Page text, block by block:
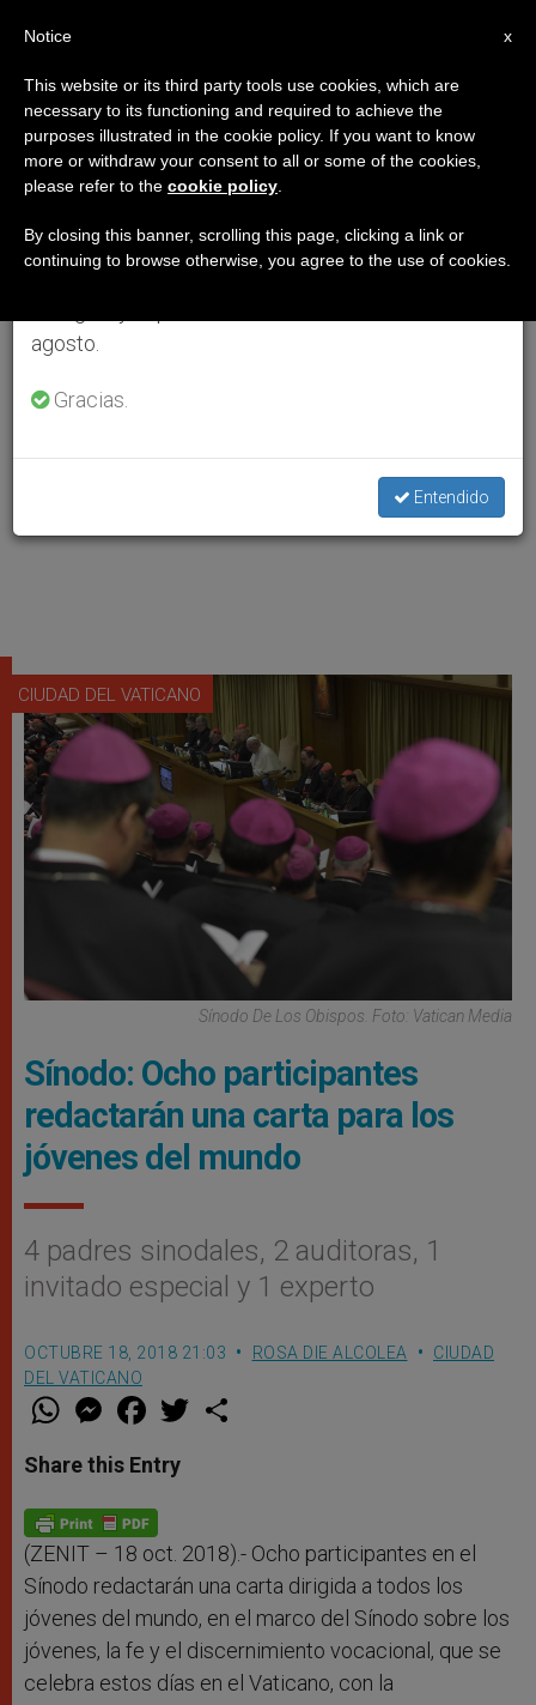
CIUDAD DEL VATICANO
Sínodo De Los Obispos. Foto: Vatican Media
Sínodo: Ocho participantes
redactarán una carta para los
jóvenes del mundo
4 padres sinodales, 2 auditoras, 1
invitado especial y 1 experto
OCTUBRE 18, 2018 21:03 ROSA DIE ALCOLEA
CIUDAD
DEL VATICANO
W
t
s
p
p
M
e
s
e
g
e
F
a
e
b
o
k
w
Share this Entry
(ZENIT – 18 oct. 2018).- Ocho participantes en el
Sínodo redactarán una carta dirigida a todos los
jóvenes del mundo, en el marco del Sínodo sobre los
jóvenes, la fe y el discernimiento vocacional, que se
celebra estos días en el Vaticano, con la
×
Aviso importante
Del 27 de julio al 7 de agosto haremos la pausa
anual, aprovechando que en el periodo de verano
se generan menos informaciones y también el
agosto.
Gracias.
Entendido
x
Notice
This website or its third party tools use cookies, which are
necessary to its functioning and required to achieve the
purposes illustrated in the cookie policy. If you want to know
more or withdraw your consent to all or some of the cookies,
please refer to the cookie policy
By closing this banner, scrolling this page, clicking a link or
continuing to browse otherwise, you agree to the use of cookies.